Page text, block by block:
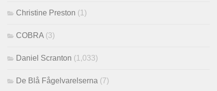
Christine Preston (1)
COBRA (3)
Daniel Scranton (1,033)
De Blå Fågelvarelserna (7)